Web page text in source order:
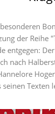
der Reihe
entgegen:
nach
Texten